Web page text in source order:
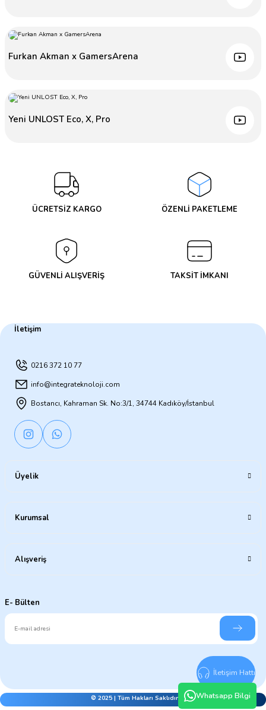
Furkan Akman x GamersArena
Yeni UNLOST Eco, X, Pro
ÜCRETSİZ KARGO ÖZENLİ PAKETLEME
GÜVENLİ ALIŞVERİŞ TAKSİT İMKANI
İletişim
0216 372 10 77
info@integrateknoloji.com
Bostancı, Kahraman Sk. No:3/1, 34744 Kadıköy/İstanbul
Üyelik
Kurumsal
Alışveriş
E- Bülten
İletişim Hattı
© 2025 | Tüm Hakları Saklıdır. Whatsapp Bilgi